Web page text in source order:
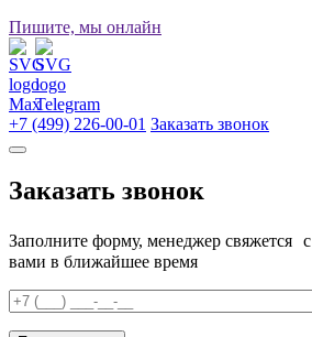
Пишите, мы онлайн
+7 (499) 226-00-01 Заказать звонок
Заказать звонок
Заполните форму, менеджер свяжется с
вами в ближайшее время